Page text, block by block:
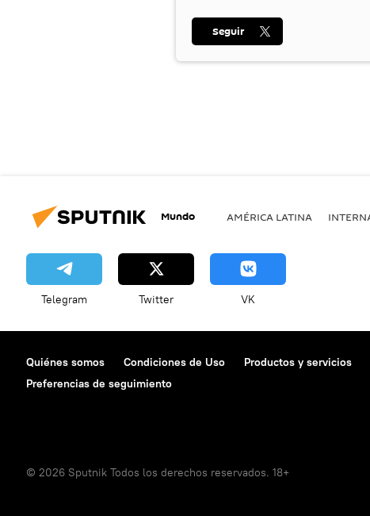
Seguir
Mundo AMÉRICA LATINA
Telegram Twitter VK
Quiénes somos Condiciones de Uso Productos y servicios
Preferencias de seguimiento
© 2026 Sputnik Todos los derechos reservados. 18+